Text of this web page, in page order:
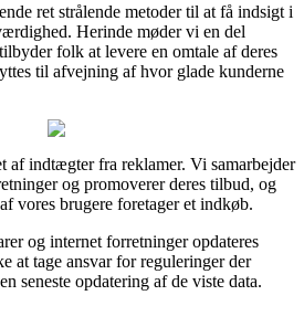
ret strålende metoder til at få indsigt i
Herinde møder vi en del
folk at levere en omtale af deres
til afvejning af hvor glade kunderne
af indtægter fra reklamer. Vi samarbejder
og promoverer deres tilbud, og
vores brugere foretager et indkøb.
og internet forretninger opdateres
at tage ansvar for reguleringer der
seneste opdatering af de viste data.